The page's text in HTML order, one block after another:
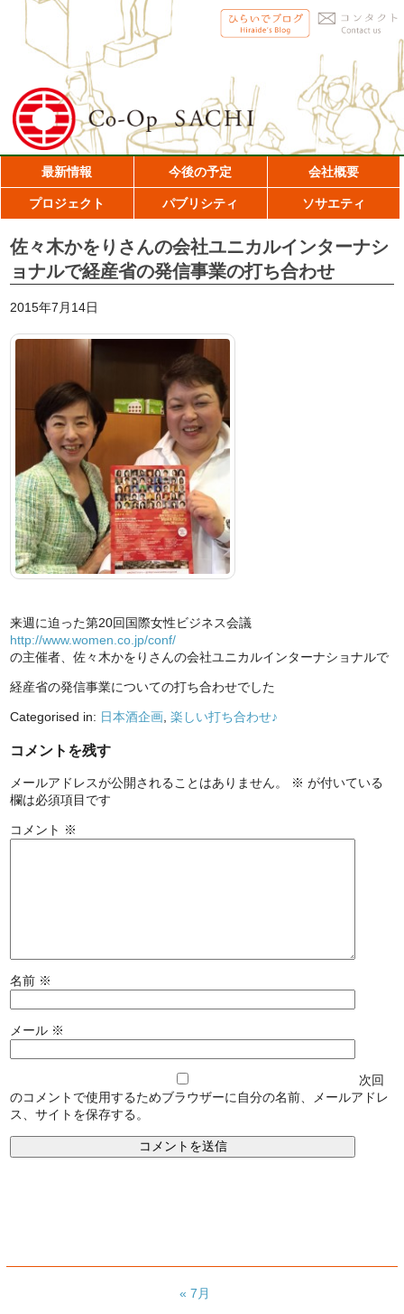
最新情報 今後の予定 会社概要
プロジェクト パブリシティ ソサエティ
佐々木かをりさんの会社ユニカルインターナシ
ョナルで経産省の発信事業の打ち合わせ
2015年7月14日
来週に迫った第20回国際女性ビジネス会議
http://www.women.co.jp/conf/
の主催者、佐々木かをりさんの会社ユニカルインターナシ ョナルで
経産省の発信事業についての打ち合わせでした
Categorised in: 日本酒企画 ,楽しい打ち合わせ♪
コメントを残す
メールアドレスが公開されることはありません。 ※ が付いている
欄は必須項目です
コメント ※
名前 ※
メール ※
次回
のコメントで使用するためブラウザーに自分の名前、メールアドレ
ス、サイトを保存する。
« 7月